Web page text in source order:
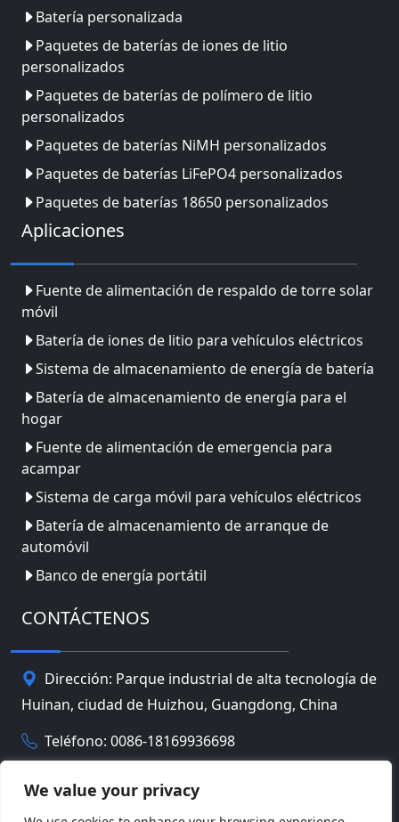
We value your privacy
Batería personalizada
Paquetes de baterías de iones de litio
personalizados
Paquetes de baterías de polímero de litio
personalizados
Paquetes de baterías NiMH personalizados
Paquetes de baterías LiFePO4 personalizados
Paquetes de baterías 18650 personalizados
Aplicaciones
Fuente de alimentación de respaldo de torre solar
móvil
Batería de iones de litio para vehículos eléctricos
Sistema de almacenamiento de energía de batería
Batería de almacenamiento de energía para el
hogar
Fuente de alimentación de emergencia para
acampar
Sistema de carga móvil para vehículos eléctricos
Batería de almacenamiento de arranque de
automóvil
Banco de energía portátil
CONTÁCTENOS
Dirección: Parque industrial de alta tecnología de
Huinan, ciudad de Huizhou, Guangdong, China
Teléfono: 0086-18169936698
Email:info@jbbatterychina.com